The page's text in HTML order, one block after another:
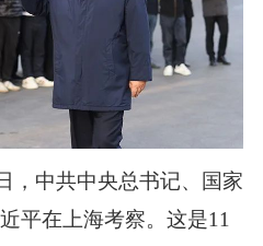
中共中央总书记、国家
平在上海考察。这是11